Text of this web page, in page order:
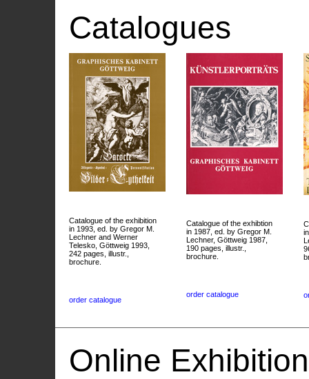
Catalogues
Catalogue of the exhibition
in 1993, ed. by Gregor M.
Lechner and Werner
Telesko, Göttweig 1993,
242 pages, illustr.,
brochure.
order catalogue
Catalogue of the exhibtion
in 1987, ed. by Gregor M.
Lechner, Göttweig 1987,
190 pages, illustr.,
brochure.
order catalogue
Online